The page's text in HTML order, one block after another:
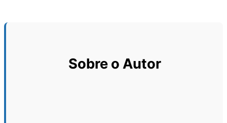
Sobre o Autor